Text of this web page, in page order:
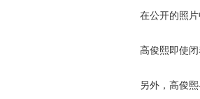
在公开的照片中
高俊熙即使闭着
另外，高俊熙与